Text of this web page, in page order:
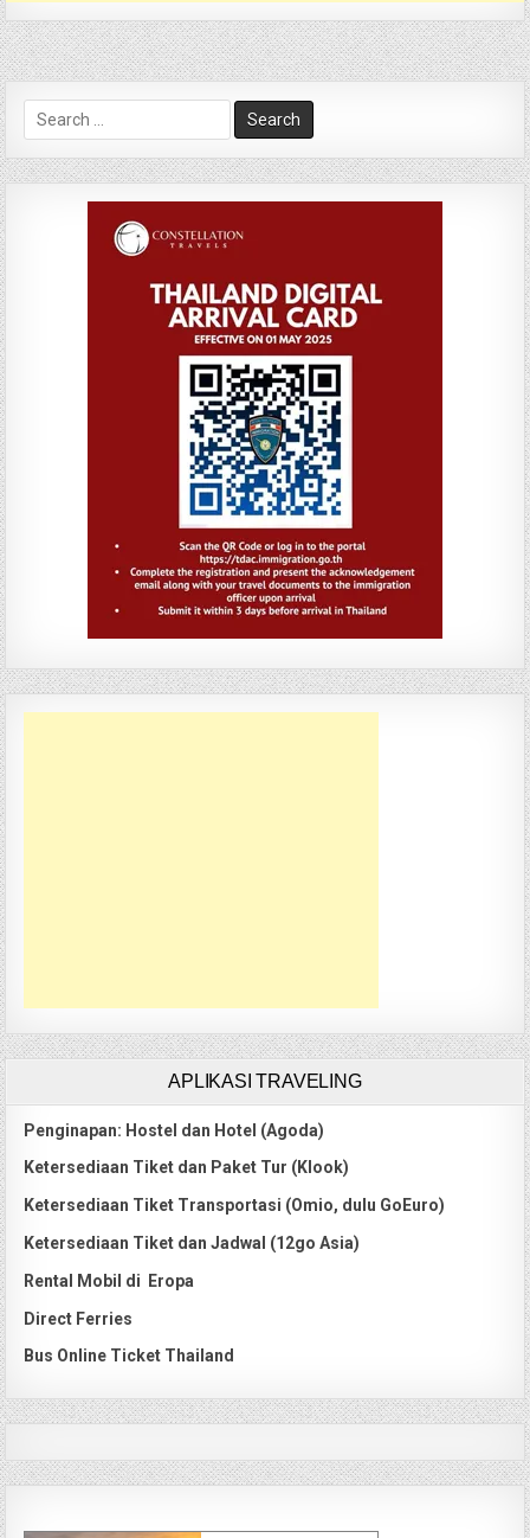
Search
for:
APLIKASI TRAVELING
Penginapan: Hostel dan Hotel (Agoda)
Ketersediaan Tiket dan Paket Tur (Klook)
Ketersediaan Tiket Transportasi (Omio, dulu GoEuro)
Ketersediaan Tiket dan Jadwal (12go Asia)
Rental Mobil di Eropa
Direct Ferries
Bus Online Ticket Thailand